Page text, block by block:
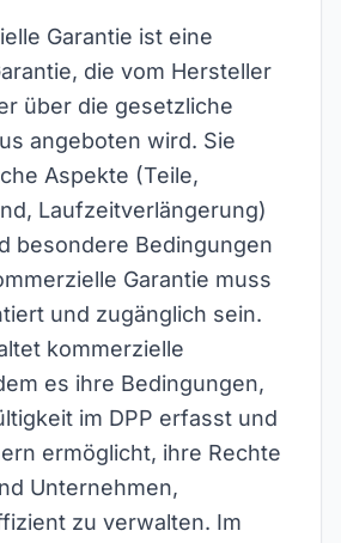
Garantie ist eine
die vom Hersteller
über die gesetzliche
angeboten wird. Sie
Aspekte (Teile,
Laufzeitverlängerung)
besondere Bedingungen
Garantie muss
und zugänglich sein.
kommerzielle
es ihre Bedingungen,
im DPP erfasst und
ermöglicht, ihre Rechte
Unternehmen,
zu verwalten. Im